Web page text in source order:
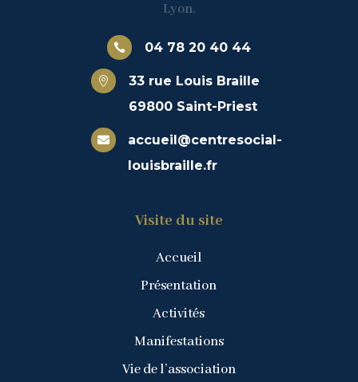
Lyon.
 04 78 20 40 44

33 rue Louis Braille
69800 Saint-Priest

accueil@centresocial-
louisbraille.fr
Visite du site
Accueil
Présentation
Activités
Manifestations
Vie de l’association